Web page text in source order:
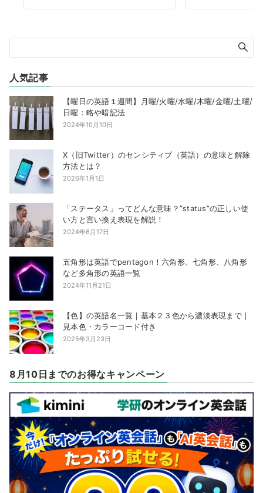
人気記事
【曜日の英語１週間】月曜/火曜/水曜/木曜/金曜/土曜/
日曜：略や暗記法
2024年10月10日
X（旧Twitter）のセンシティブ（英語）の意味と解除
方法とは？
2026年1月1日
「ステータス」ってどんな意味？”status”の正しい使
い方と言い換え表現を解説！
2024年6月17日
五角形は英語でpentagon！六角形、七角形、八角形
など多角形の英語一覧
2024年11月21日
【色】の英語名一覧｜基本２３色から濃淡表現まで｜
見本色・カラーコード付き
2025年3月23日
8月10日までのお得なキャンペーン